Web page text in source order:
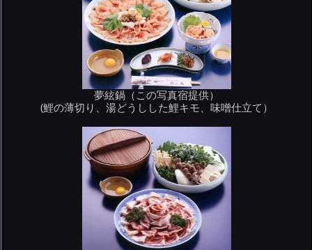
夢絃鍋（この写真宿提供）
(鯉の薄切り、湯どうしした鯉キモ、味噌仕立て）